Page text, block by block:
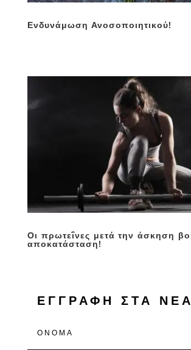
Ενδυνάμωση Ανοσοποιητικού!
Οι πρωτεΐνες μετά την άσκηση
αποκατάσταση!
ΕΓΓΡΑΦΗ ΣΤΑ